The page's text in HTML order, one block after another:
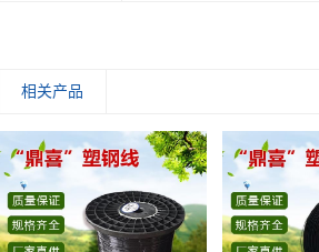
相关产品